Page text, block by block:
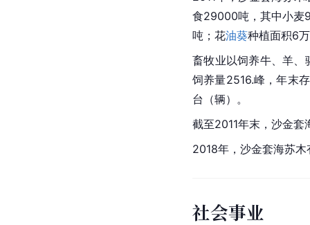
食29000吨，其中小麦
吨；花油葵种植面积6
畜牧业以饲养牛、羊、
饲养量2516.峰，年末
台（辆）。
截至2011年末，沙金套
2018年，沙金套海苏
社会事业